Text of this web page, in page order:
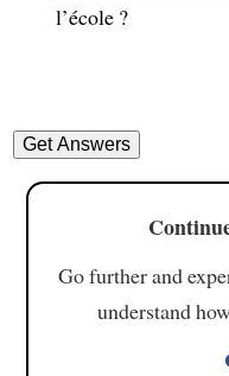
l’école ?
Go further and
understand